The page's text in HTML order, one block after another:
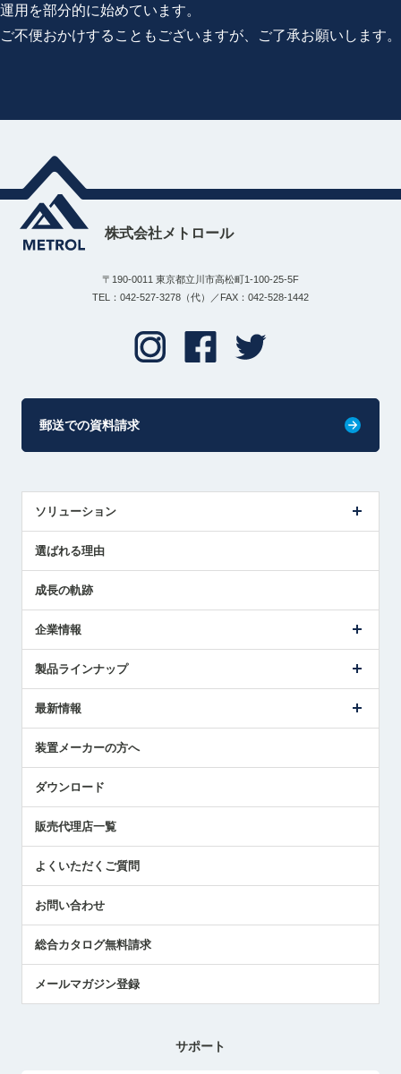
運用を部分的に始めています。
ご不便おかけすることもございますが、ご了承お願いします。
株式会社メトロール
〒190-0011 東京都立川市高松町1-100-25-5F
TEL：042-527-3278（代）／FAX：042-528-1442
郵送での資料請求
ソリューション
解決策提案
選ばれる理由
成長の軌跡
企業情報
ごあいさつ
受賞履歴
採用情報
国/地域/言語
製品ラインナップ
ツールセッタ製品
エアマイクロセンサ製品
最新情報
メトロールの技術
社員ブログ
中小企業のBCP地震対策
センサのテクニカルガイド
社長ブログ
装置メーカーの方へ
ダウンロード
販売代理店一覧
よくいただくご質問
お問い合わせ
総合カタログ無料請求
メールマガジン登録
サポート